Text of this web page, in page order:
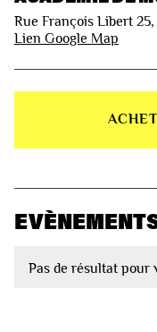
Rue François Libert 25,
Lien Google Map
Pas de résultat pour